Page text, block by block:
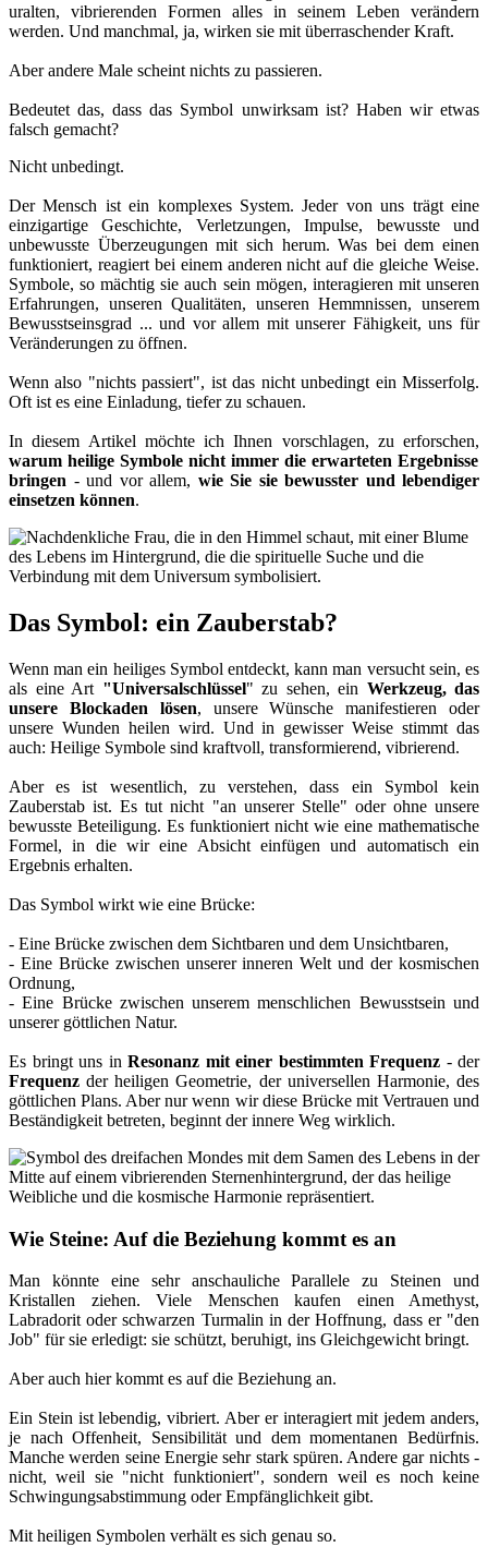
uralten, vibrierenden Formen alles in seinem Leben verändern
werden. Und manchmal, ja, wirken sie mit überraschender Kraft.
Aber andere Male scheint nichts zu passieren.
Bedeutet das, dass das Symbol unwirksam ist? Haben wir etwas
falsch gemacht?
Nicht unbedingt.
Der Mensch ist ein komplexes System. Jeder von uns trägt eine
einzigartige Geschichte, Verletzungen, Impulse, bewusste und
unbewusste Überzeugungen mit sich herum. Was bei dem einen
funktioniert, reagiert bei einem anderen nicht auf die gleiche Weise.
Symbole, so mächtig sie auch sein mögen, interagieren mit unseren
Erfahrungen, unseren Qualitäten, unseren Hemmnissen, unserem
Bewusstseinsgrad ... und vor allem mit unserer Fähigkeit, uns für
Veränderungen zu öffnen.
Wenn also "nichts passiert", ist das nicht unbedingt ein Misserfolg.
Oft ist es eine Einladung, tiefer zu schauen.
In diesem Artikel möchte ich Ihnen vorschlagen, zu erforschen,
warum heilige Symbole nicht immer die erwarteten Ergebnisse
bringen - und vor allem, wie Sie sie bewusster und lebendiger
einsetzen können.
Das Symbol: ein Zauberstab?
Wenn man ein heiliges Symbol entdeckt, kann man versucht sein, es
als eine Art "Universalschlüssel" zu sehen, ein Werkzeug, das
unsere Blockaden lösen, unsere Wünsche manifestieren oder
unsere Wunden heilen wird. Und in gewisser Weise stimmt das
auch: Heilige Symbole sind kraftvoll, transformierend, vibrierend.
Aber es ist wesentlich, zu verstehen, dass ein Symbol kein
Zauberstab ist. Es tut nicht "an unserer Stelle" oder ohne unsere
bewusste Beteiligung. Es funktioniert nicht wie eine mathematische
Formel, in die wir eine Absicht einfügen und automatisch ein
Ergebnis erhalten.
Das Symbol wirkt wie eine Brücke:
- Eine Brücke zwischen dem Sichtbaren und dem Unsichtbaren,
- Eine Brücke zwischen unserer inneren Welt und der kosmischen
Ordnung,
- Eine Brücke zwischen unserem menschlichen Bewusstsein und
unserer göttlichen Natur.
Es bringt uns in Resonanz mit einer bestimmten Frequenz - der
Frequenz der heiligen Geometrie, der universellen Harmonie, des
göttlichen Plans. Aber nur wenn wir diese Brücke mit Vertrauen und
Beständigkeit betreten, beginnt der innere Weg wirklich.
Wie Steine: Auf die Beziehung kommt es an
Man könnte eine sehr anschauliche Parallele zu Steinen und
Kristallen ziehen. Viele Menschen kaufen einen Amethyst,
Labradorit oder schwarzen Turmalin in der Hoffnung, dass er "den
Job" für sie erledigt: sie schützt, beruhigt, ins Gleichgewicht bringt.
Aber auch hier kommt es auf die Beziehung an.
Ein Stein ist lebendig, vibriert. Aber er interagiert mit jedem anders,
je nach Offenheit, Sensibilität und dem momentanen Bedürfnis.
Manche werden seine Energie sehr stark spüren. Andere gar nichts -
nicht, weil sie "nicht funktioniert", sondern weil es noch keine
Schwingungsabstimmung oder Empfänglichkeit gibt.
Mit heiligen Symbolen verhält es sich genau so.